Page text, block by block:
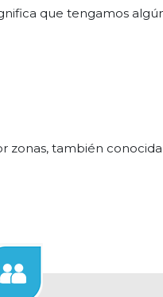
que tengamos
zonas, también